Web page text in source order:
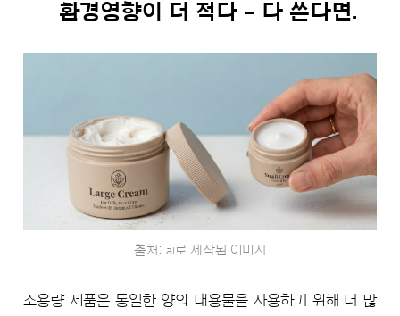
환경영향이 더 적다 – 다 쓴다면.
출처: ai로 제작된 이미지
소용량 제품은 동일한 양의 내용물을 사용하기 위해 더 많